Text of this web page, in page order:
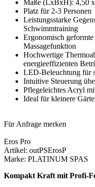
Maße (LxBxH): 4,50
Platz für 2-3 Personen
Leistungsstarke
Schwimmtraining
Ergonomisch
Massagefunktion
Hochwertige
energieeffizienten
LED-Beleuchtung für
Intuitive Steuerung
Pflegeleichtes Acryl
Ideal für kleinere
Für Anfrage merken
Eros Pro
Artikel: outPSErosP
Marke: PLATINUM SPAS
Kompakt Kraft mit Profi-